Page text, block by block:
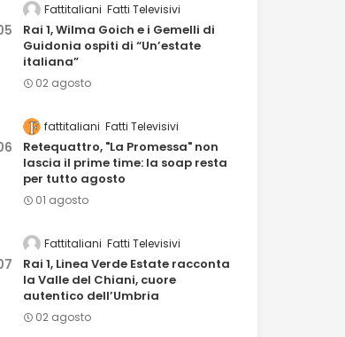
Fattitaliani Fatti Televisivi
Rai 1, Wilma Goich e i Gemelli di
Guidonia ospiti di “Un’estate
italiana”
02 agosto
fattitaliani Fatti Televisivi
Retequattro, "La Promessa" non
lascia il prime time: la soap resta
per tutto agosto
01 agosto
Fattitaliani Fatti Televisivi
Rai 1, Linea Verde Estate racconta
la Valle del Chiani, cuore
autentico dell’Umbria
02 agosto